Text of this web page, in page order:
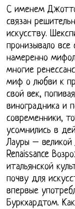
С именем
связан
искусству.
пронизывало
намеренно
многие
миф о любви к
свой век,
виноградника и
современники,
усомнились в
Лауры – великой
Renaissance
итальянской
почву для
впервые
Буркхардтом.